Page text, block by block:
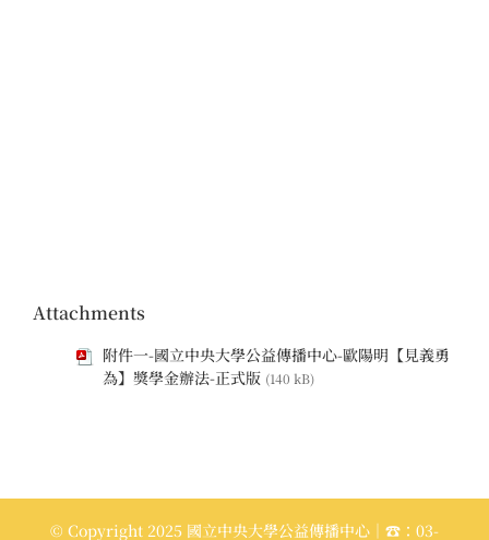
Attachments
附件一-國立中央大學公益傳播中心-歐陽明【見義勇
為】獎學金辦法-正式版 (140 kB)
© Copyright 2025 國立中央大學公益傳播中心｜☎：03-